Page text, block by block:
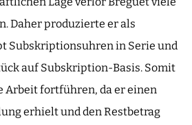
Daher produzierte er als
Subskriptionsuhren in Serie und
auf Subskription-Basis. Somit
Arbeit fortführen, da er einen
erhielt und den Restbetrag